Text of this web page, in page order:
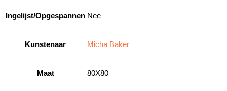
Ingelijst/Opgespannen Nee
Kunstenaar Micha Baker
Maat 80X80